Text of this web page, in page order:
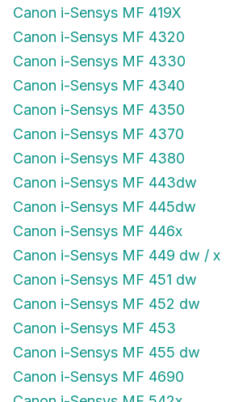
Canon i-Sensys MF 419X
Canon i-Sensys MF 4320
Canon i-Sensys MF 4330
Canon i-Sensys MF 4340
Canon i-Sensys MF 4350
Canon i-Sensys MF 4370
Canon i-Sensys MF 4380
Canon i-Sensys MF 443dw
Canon i-Sensys MF 445dw
Canon i-Sensys MF 446x
Canon i-Sensys MF 449 dw / x
Canon i-Sensys MF 451 dw
Canon i-Sensys MF 452 dw
Canon i-Sensys MF 453
Canon i-Sensys MF 455 dw
Canon i-Sensys MF 4690